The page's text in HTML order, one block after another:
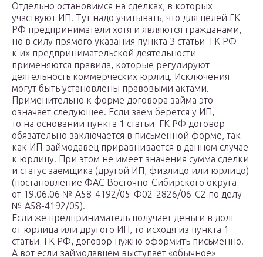
Отдельно остановимся на сделках, в которых
участвуют ИП. Тут надо учитывать, что для целей ГК
РФ предприниматели хотя и являются гражданами,
но в силу прямого указания пункта 3 статьи ГК РФ
к их предпринимательской деятельности
применяются правила, которые регулируют
деятельность коммерческих юрлиц. Исключения
могут быть установлены правовыми актами.
Применительно к форме договора займа это
означает следующее. Если заем берется у ИП,
то на основании пункта 1 статьи ГК РФ договор
обязательно заключается в письменной форме, так
как ИП-займодавец приравнивается в данном случае
к юрлицу. При этом не имеет значения сумма сделки
и статус заемщика (другой ИП, физлицо или юрлицо)
(постановление ФАС Восточно-Сибирского округа
от 19.06.06 № А58-4192/05-Ф02-2826/06-С2 по делу
№ А58-4192/05).
Если же предприниматель получает деньги в долг
от юрлица или другого ИП, то исходя из пункта 1
статьи ГК РФ, договор нужно оформить письменно.
А вот если займодавцем выступает «обычное»